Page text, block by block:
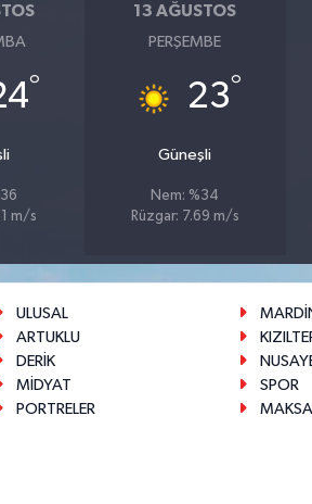
°
m/s
13 AĞUSTOS
PERŞEMBE
23°
Güneşli
Nem: %34
Rüzgar: 7.69 m/s
ULUSAL
ARTUKLU
DERİK
MİDYAT
SPOR
PORTRELER